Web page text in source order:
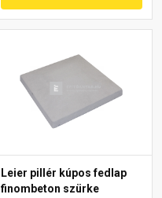
Leier pillér kúpos fedlap
finombeton szürke